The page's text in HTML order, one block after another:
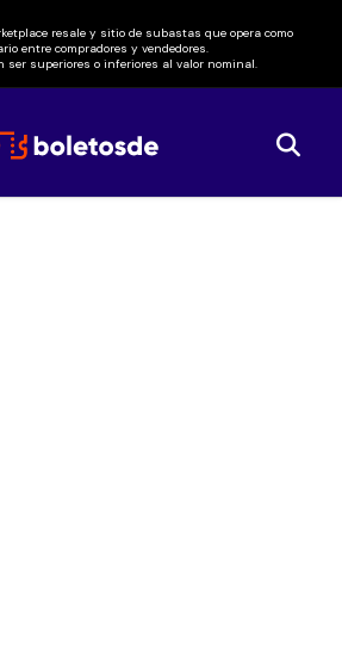
resale y sitio de subastas que opera como
entre compradores y vendedores.
ser superiores o inferiores al valor nominal.